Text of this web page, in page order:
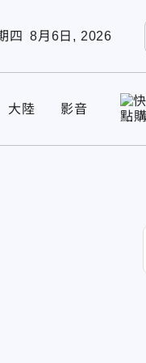
四 8月6日, 2026
大陸 影音